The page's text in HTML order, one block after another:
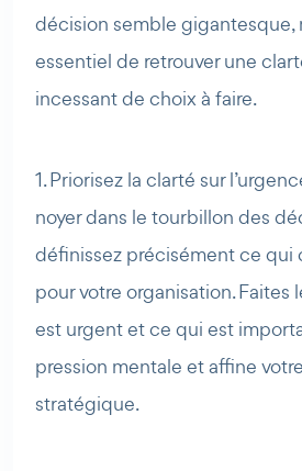
décision semble gigantesque,
essentiel de retrouver une
incessant de choix à faire.
1. Priorisez la clarté sur
noyer dans le tourbillon des
définissez précisément ce
pour votre organisation. Faites
est urgent et ce qui est
pression mentale et affine
stratégique.